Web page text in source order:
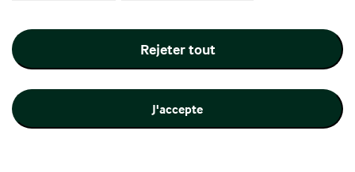
INFORMATIONS
SUIVEZ-NOUS
Rejeter tout
J'accepte
Site réalisé par